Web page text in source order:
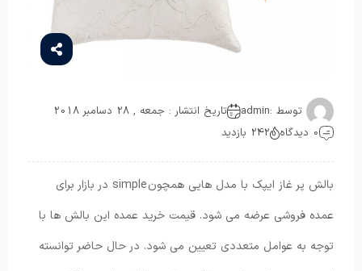
توسط :admin
تاریخ انتشار : جمعه , 28 دسامبر 2018
0 دیدگاه
242 بازدید
بالش پر غاز ایپک با مدل هایی همچون simple در بازار برای
عمده فروشی عرضه می شود. قیمت خرید عمده این بالش ها با
توجه به عوامل متعددی تعیین می شود. در حال حاضر توانسته